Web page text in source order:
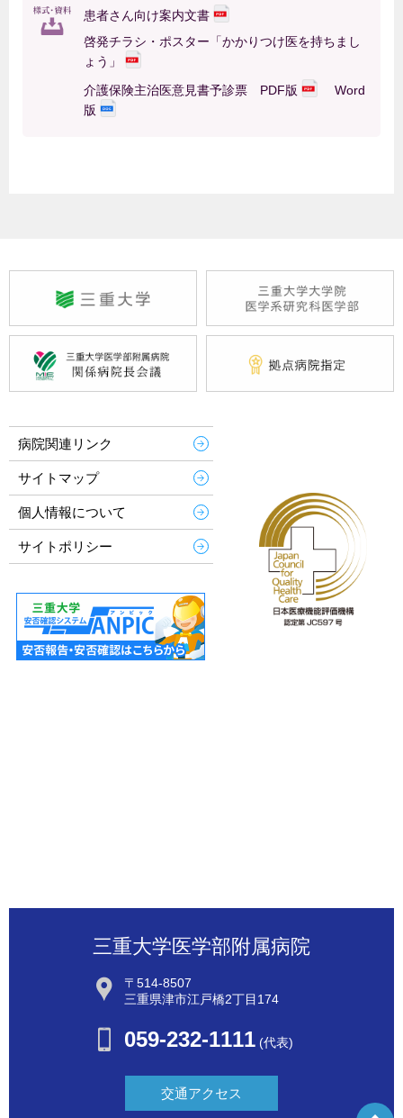
患者さん向け案内文書
啓発チラシ・ポスター「かかりつけ医を持ちまし
ょう」
介護保険主治医意見書予診票 PDF版
Word
版
病院関連リンク
サイトマップ
個人情報について
サイトポリシー
三重大学医学部附属病院
〒514-8507
三重県津市江戸橋2丁目174
059-232-1111 (代表)
交通アクセス